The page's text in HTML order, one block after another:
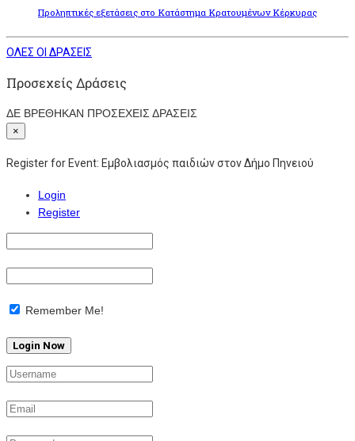
Προληπτικές εξετάσεις στο Κατάστημα Κρατουμένων Κέρκυρας
ΟΛΕΣ ΟΙ ΔΡΑΣΕΙΣ
Προσεχείς Δράσεις
ΔΕ ΒΡΕΘΗΚΑΝ ΠΡΟΣΕΧΕΙΣ ΔΡΑΣΕΙΣ
×
Register for Event: Εμβολιασμός παιδιών στον Δήμο Πηνειού
Login
Register
Remember Me!